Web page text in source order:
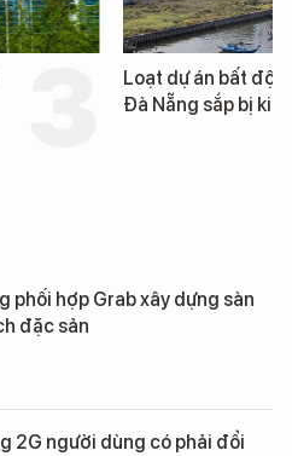
Loạt dự án bất động
Đà Nẵng sắp bị kiểm
phối hợp Grab xây dựng sàn
đặc sản
2G người dùng có phải đổi